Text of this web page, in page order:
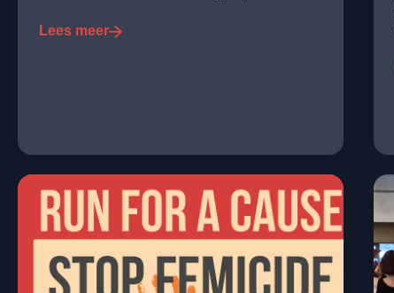
Lees meer